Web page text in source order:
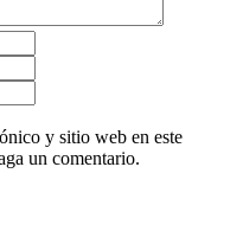
y sitio web en este
un comentario.